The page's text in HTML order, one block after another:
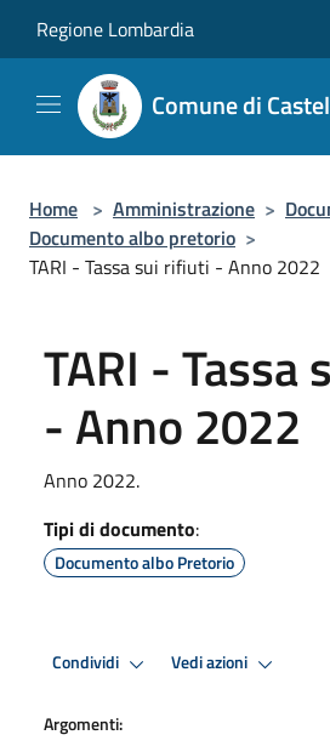
Regione Lombardia
Comune di
Home > Amministrazione >
Documento albo pretorio >
TARI - Tassa sui rifiuti - Anno 2022
TARI -
- Anno 2022
Anno 2022.
Tipi di documento:
Documento albo Pretorio
Condividi Vedi azioni
Argomenti: